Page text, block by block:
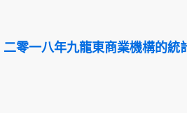
二零一八年九龍東商業機構的統